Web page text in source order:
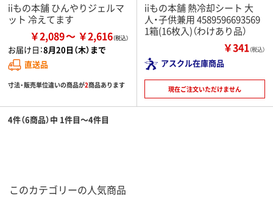
iiもの本舗 ひんやりジェルマ
ット 冷えてます
￥2,089 ￥2,616
お届け日：8月20日（木）まで
直送品
寸法・販売単位違いの商品が2商品あります
iiもの本舗 熱冷却シート 大
人・子供兼用 4589596693569
1箱(16枚入)（わけあり品）
￥341（税込）
アスクル在庫商品
現在ご注文いただけません
4件（6商品）中 1件目～4件目
このカテゴリーの人気商品